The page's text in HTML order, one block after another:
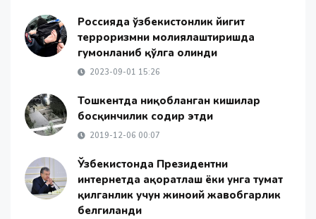
Россияда ўзбекистонлик йигит
терроризмни молиялаштиришда
гумонланиб қўлга олинди
2023-09-01 15:26
Тошкентда ниқобланган кишилар
босқинчилик содир этди
2019-12-06 00:07
Ўзбекистонда Президентни
интернетда ҳақоратлаш ёки унга туҳмат
қилганлик учун жиноий жавобгарлик
белгиланди